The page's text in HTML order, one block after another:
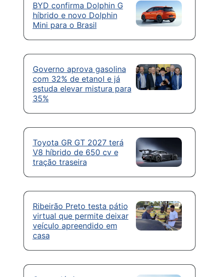
BYD confirma Dolphin G
híbrido e novo Dolphin
Mini para o Brasil
Governo aprova gasolina
com 32% de etanol e já
estuda elevar mistura para
35%
Toyota GR GT 2027 terá
V8 híbrido de 650 cv e
tração traseira
Ribeirão Preto testa pátio
virtual que permite deixar
veículo apreendido em
casa